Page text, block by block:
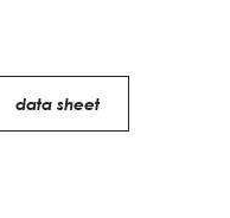
data sheet